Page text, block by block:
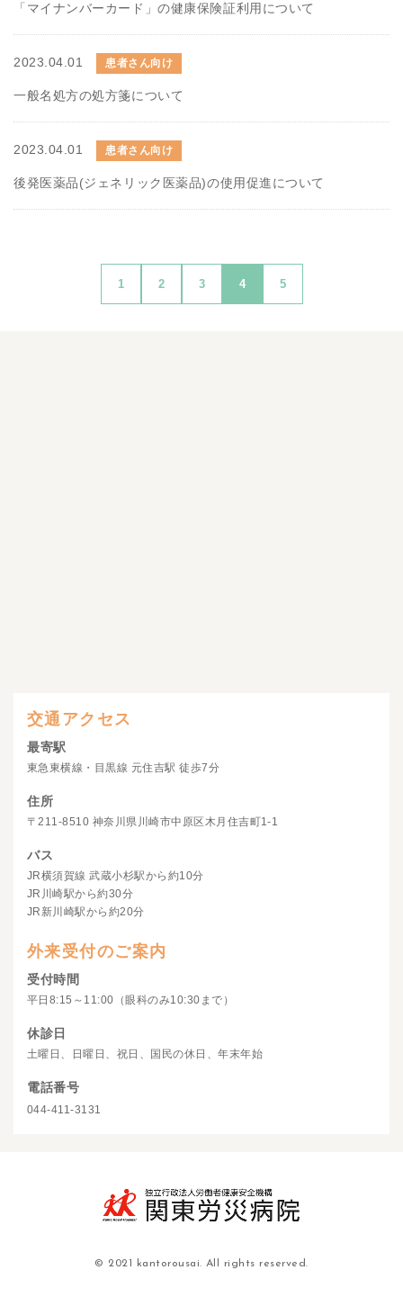
「マイナンバーカード」の健康保険証利用について
2023.04.01 患者さん向け
一般名処方の処方箋について
2023.04.01 患者さん向け
後発医薬品(ジェネリック医薬品)の使用促進について
1 2 3 4 5
交通アクセス
最寄駅
東急東横線・目黒線 元住吉駅 徒歩7分
住所
〒211-8510 神奈川県川崎市中原区木月住吉町1-1
バス
JR横須賀線 武蔵小杉駅から約10分
JR川崎駅から約30分
JR新川崎駅から約20分
外来受付のご案内
受付時間
平日8:15～11:00（眼科のみ10:30まで）
休診日
土曜日、日曜日、祝日、国民の休日、年末年始
電話番号
044-411-3131
© 2021 kantorousai. All rights reserved.